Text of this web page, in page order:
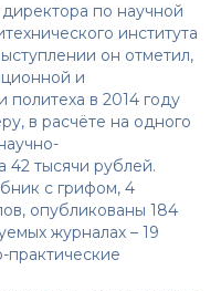
директора по научной
института
он отметил,
и
политеха в 2014 году
в расчёте на одного
42 тысячи рублей.
с грифом, 4
опубликованы 184
журналах – 19
практические